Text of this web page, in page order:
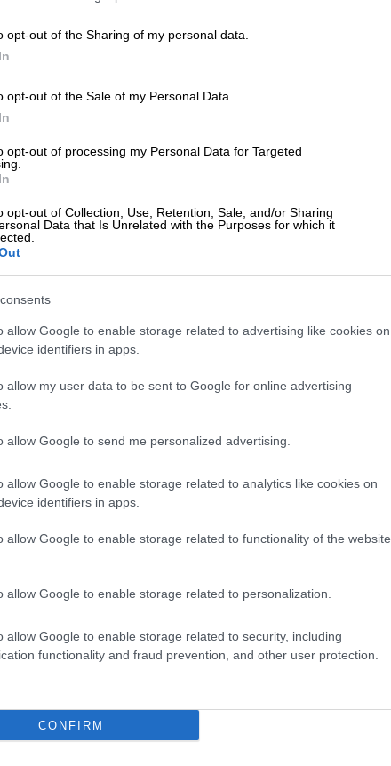
opt-out of the Sharing of my personal data.
opt-out of the Sale of my Personal Data.
opt-out of processing my Personal Data for Targeted
opt-out of Collection, Use, Retention, Sale, and/or Sharing
Data that Is Unrelated with the Purposes for which it
allow Google to enable storage related to advertising like cookies on
identifiers in apps.
allow my user data to be sent to Google for online advertising
allow Google to send me personalized advertising.
allow Google to enable storage related to analytics like cookies on
identifiers in apps.
allow Google to enable storage related to functionality of the website
allow Google to enable storage related to personalization.
allow Google to enable storage related to security, including
functionality and fraud prevention, and other user protection.
CONFIRM
μας γραφείου κύριος
Επιθεωρήτρια του Πρωτοδικείου
19ης Τακτικής Ανακρίτριας του
για την τακτική ανάκριση και
αποδοθεί εις βάρος του εντολέως μου
με αδιάσειστα στοιχεία που θα
Επιθεωρητού, αποδεικνύεται χωρίς
και ανήθικους μάρτυρες κατηγορίας,
τέσσερις φορές την κατάθεσή του.
του ο ένας εκ των δύο φερομένων ως
του δήθεν βιασμού του από 08.08.2015 σε
και το
Αθηνών που δεν έκανε δεκτή
διώξεως όσο και του
του ότι ο καταγγέλλων λέει αλήθεια ότι
και ότι ο κύριος Λιγνάδης λέει
ημέρα, αφού πλέον ο ίδιος ο δήθεν
διαπιστώνοντας ότι τα στοιχεία του
ήταν πράγματι στηνΙθάκη καθ’ όλη την
και την τοποθέτησαν τον
στοιχεία θα καταρρεύσει,
και αντιμέτωπη με τα πειθαρχικά
της, αντί να διερευνήσει τους
μου κυρίου Λιγνάδη όπως έχει
δίκης, οι οποίες καθορίζονται από το
δικηγόρους τους να καλύψει τη
από τα μέχρι τώρα παραδοθέντα
προσκόμισε ο κύριος Λιγνάδης.